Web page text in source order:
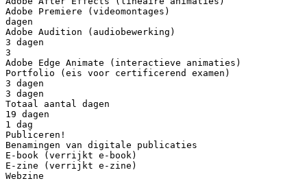
Adobe Premiere (videomontages)
dagen
Adobe Audition (audiobewerking)
3 dagen
3
Adobe Edge Animate (interactieve animaties)
Portfolio (eis voor certificerend examen)
3 dagen
3 dagen
Totaal aantal dagen
19 dagen
1 dag
Publiceren!
Benamingen van digitale publicaties
E-book (verrijkt e-book)
E-zine (verrijkt e-zine)
Webzine